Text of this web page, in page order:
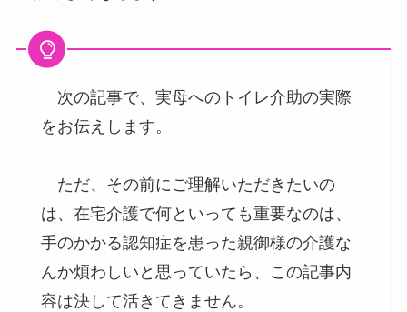
次の記事で、実母へのトイレ介助の実際
をお伝えします。
ただ、その前にご理解いただきたいの
は、在宅介護で何といっても重要なのは、
手のかかる認知症を患った親御様の介護な
んか煩わしいと思っていたら、この記事内
容は決して活きてきません。